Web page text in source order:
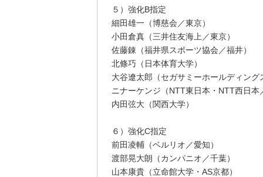
５）強化B指定
細田雄一（博慈会／東京）
小田倉真（三井住友海上／東京）
佐藤錬（福井県スポーツ協会／福井）
北條巧（日本体育大学）
大谷遼太郎（セガサミーホールディング
ニナーケンジ（NTT東日本・NTT西日本
内田弦大（関西大学）
６）強化C指定
前田凌輔（ベルリオ／愛知）
渡部晃大朗（カンパニオ／千葉）
山本康貴（立命館大学・AS京都）